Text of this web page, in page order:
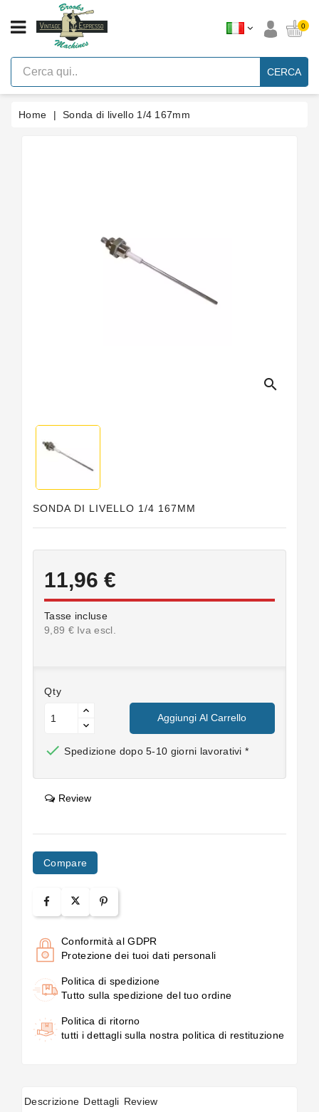
CATEGORIA
Macchine
Per
Caffè
Espresso
Leva
0
CERCA
Home Sonda di livello 1/4 167mm
search
SONDA DI LIVELLO 1/4 167MM
11,96 €
Tasse incluse
9,89 € Iva escl.
Qty
Aggiungi Al Carrello
 Spedizione dopo 5-10 giorni lavorativi *
Review
Compare
Conformità al GDPR
Protezione dei tuoi dati personali
Politica di spedizione
Tutto sulla spedizione del tuo ordine
Politica di ritorno
tutti i dettagli sulla nostra politica di restituzione
Descrizione Dettagli Review